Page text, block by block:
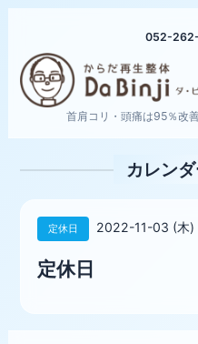
052-
首肩コリ・頭痛は95％改
カレンダ
定休日 2022-11-03 (木)
定休日